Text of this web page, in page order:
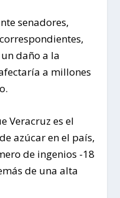
senadores,
daño a la
a millones
Veracruz es el
azúcar en el país,
de ingenios -18
de una alta